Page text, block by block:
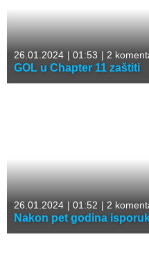
26.01.2024 | 01:53 | 2
GOL u Chapter 11 zaštiti
26.01.2024 | 01:52 | 2
Nakon pet godina